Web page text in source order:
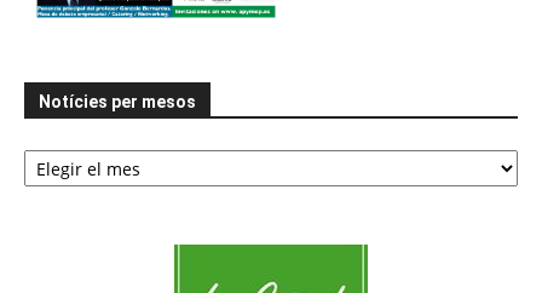
Notícies per mesos
Notícies
per